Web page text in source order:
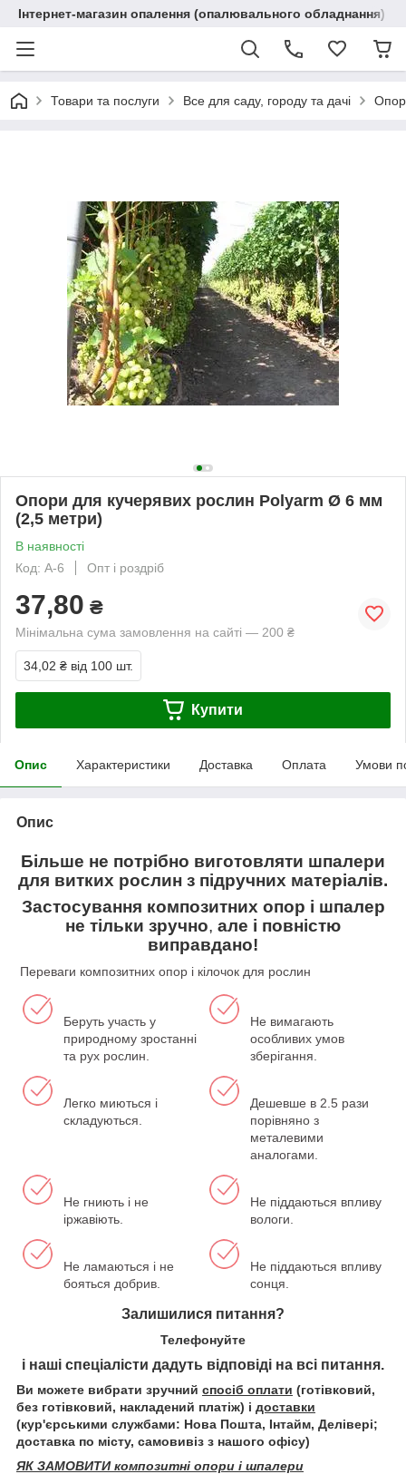
Інтернет-магазин опалення (опалювального обладнання)
Товари та послуги Все для саду, городу та дачі
Опори для кучерявих рослин Polyarm Ø 6 мм
(2,5 метри)
В наявності
Код: А-6
Опт і роздріб
37,80 ₴
Мінімальна сума замовлення на сайті — 200 ₴
34,02 ₴ від 100 шт.
Купити
Опис Характеристики Доставка Оплата Умови
Опис
Більше не потрібно виготовляти шпалери
для витких рослин з підручних матеріалів.
Застосування композитних опор і шпалер
не тільки зручно, але і повністю
виправдано!
Переваги композитних опор і кілочок для рослин
Беруть участь у
природному зростанні
та рух рослин.
Не вимагають
особливих умов
зберігання.
Легко миються і
складуються.
Дешевше в 2.5 рази
порівняно з
металевими
аналогами.
Не гниють і не
іржавіють.
Не піддаються впливу
вологи.
Не ламаються і не
бояться добрив.
Не піддаються впливу
сонця.
Залишилися питання?
Телефонуйте
і наші спеціалісти дадуть відповіді на всі питання.
Ви можете вибрати зручний спосіб оплати (готівковий,
без готівковий, накладений платіж) і доставки
(кур'єрськими службами: Нова Пошта, Інтайм, Делівері;
доставка по місту, самовивіз з нашого офісу)
ЯК ЗАМОВИТИ композитні опори і шпалери